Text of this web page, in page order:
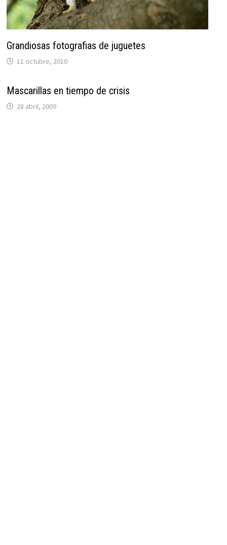
Grandiosas fotografias de juguetes
11 octubre, 2010
Mascarillas en tiempo de crisis
28 abril, 2009